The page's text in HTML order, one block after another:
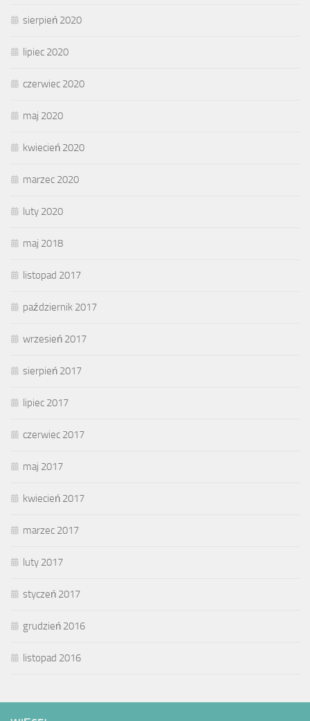
sierpień 2020
lipiec 2020
czerwiec 2020
maj 2020
kwiecień 2020
marzec 2020
luty 2020
maj 2018
listopad 2017
październik 2017
wrzesień 2017
sierpień 2017
lipiec 2017
czerwiec 2017
maj 2017
kwiecień 2017
marzec 2017
luty 2017
styczeń 2017
grudzień 2016
listopad 2016